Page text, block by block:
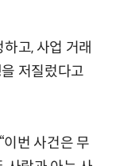
고, 사업 거래
저질렀다고
번 사건은 무